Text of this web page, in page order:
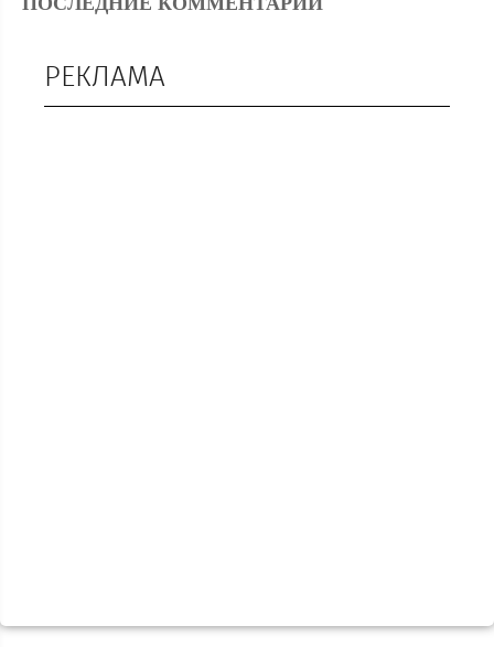
РЕКЛАМА